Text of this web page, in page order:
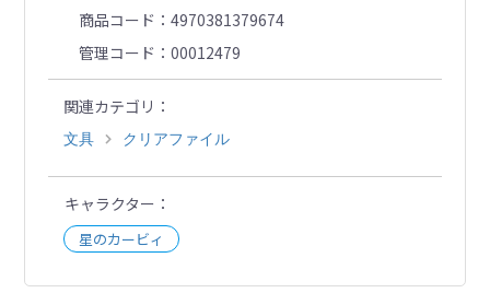
商品コード
4970381379674
管理コード
00012479
関連カテゴリ
文具 クリアファイル
キャラクター
星のカービィ